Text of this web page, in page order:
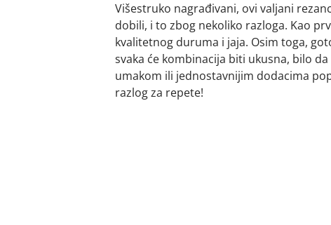
Višestruko nagrađivani, ovi valjani
dobili, i to zbog nekoliko razloga. Kao
kvalitetnog duruma i jaja. Osim toga,
svaka će kombinacija biti ukusna, bilo
umakom ili jednostavnijim dodacima
razlog za repete!